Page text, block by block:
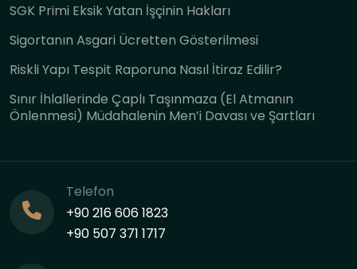
SGK Primi Eksik Yatan İşçinin Hakları
Sigortanın Asgari Ücretten Gösterilmesi
Riskli Yapı Tespit Raporuna Nasıl İtiraz Edilir?
Sınır İhlallerinde Çaplı Taşınmaza (El Atmanın
Önlenmesi) Müdahalenin Men’i Davası ve Şartları
Telefon
+90 216 606 1823
+90 507 371 1717